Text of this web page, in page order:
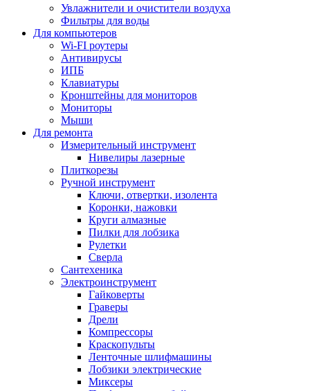
Увлажнители и очистители воздуха
Фильтры для воды
Для компьютеров
Wi-FI роутеры
Антивирусы
ИПБ
Клавиатуры
Кронштейны для мониторов
Мониторы
Мыши
Для ремонта
Измерительный инструмент
Нивелиры лазерные
Плиткорезы
Ручной инструмент
Ключи, отвертки, изолента
Коронки, нажовки
Круги алмазные
Пилки для лобзика
Рулетки
Сверла
Сантехеника
Электроинструмент
Гайковерты
Граверы
Дрели
Компрессоры
Краскопульты
Ленточные шлифмашины
Лобзики электрические
Миксеры